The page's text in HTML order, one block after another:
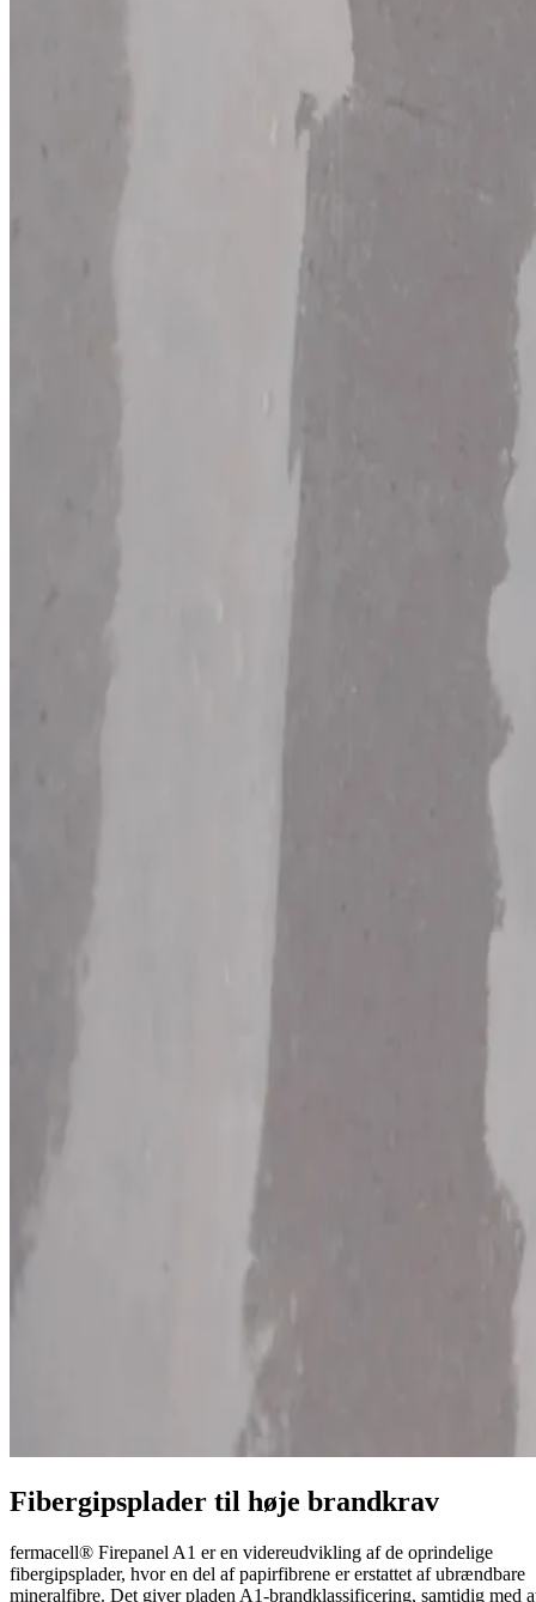
Fibergipsplader til høje brandkrav
fermacell® Firepanel A1 er en videreudvikling af de oprindelige
fibergipsplader, hvor en del af papirfibrene er erstattet af ubrændbare
mineralfibre. Det giver pladen A1‑brandklassificering, samtidig med